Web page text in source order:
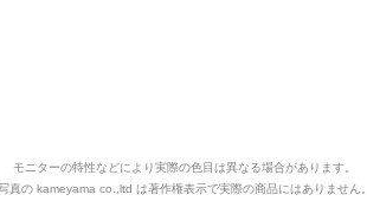
モニターの特性などにより実際の色目は異なる場合があります。
真の kameyama co.,ltd は著作権表示で実際の商品にはありません。